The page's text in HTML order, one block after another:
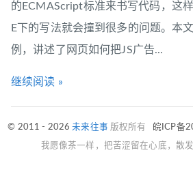
的ECMAScript标准来书写代码，这
E下的写法就会撞到很多的问题。本
例，讲述了网页如何把JS广告...
继续阅读 »
© 2011 - 2026未来往事 版权所有 皖ICP备
我愿像茶一样，把苦涩留在心底，散